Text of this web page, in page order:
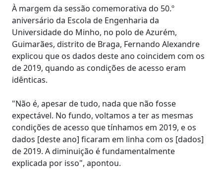
À margem da sessão comemorativa do 50.º
aniversário da Escola de Engenharia da
Universidade do Minho, no polo de Azurém,
Guimarães, distrito de Braga, Fernando Alexandre
explicou que os dados deste ano coincidem com os
de 2019, quando as condições de acesso eram
idênticas.
"Não é, apesar de tudo, nada que não fosse
expectável. No fundo, voltamos a ter as mesmas
condições de acesso que tínhamos em 2019, e os
dados [deste ano] ficaram em linha com os [dados]
de 2019. A diminuição é fundamentalmente
explicada por isso", apontou.